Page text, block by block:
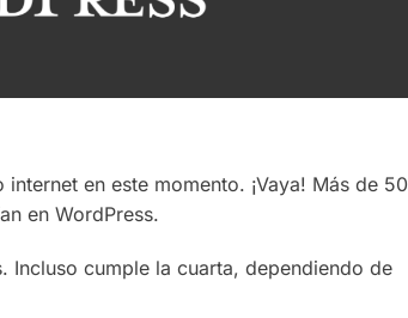
en este momento. ¡Vaya! Más de 50
en WordPress.
Incluso cumple la cuarta, dependiendo de